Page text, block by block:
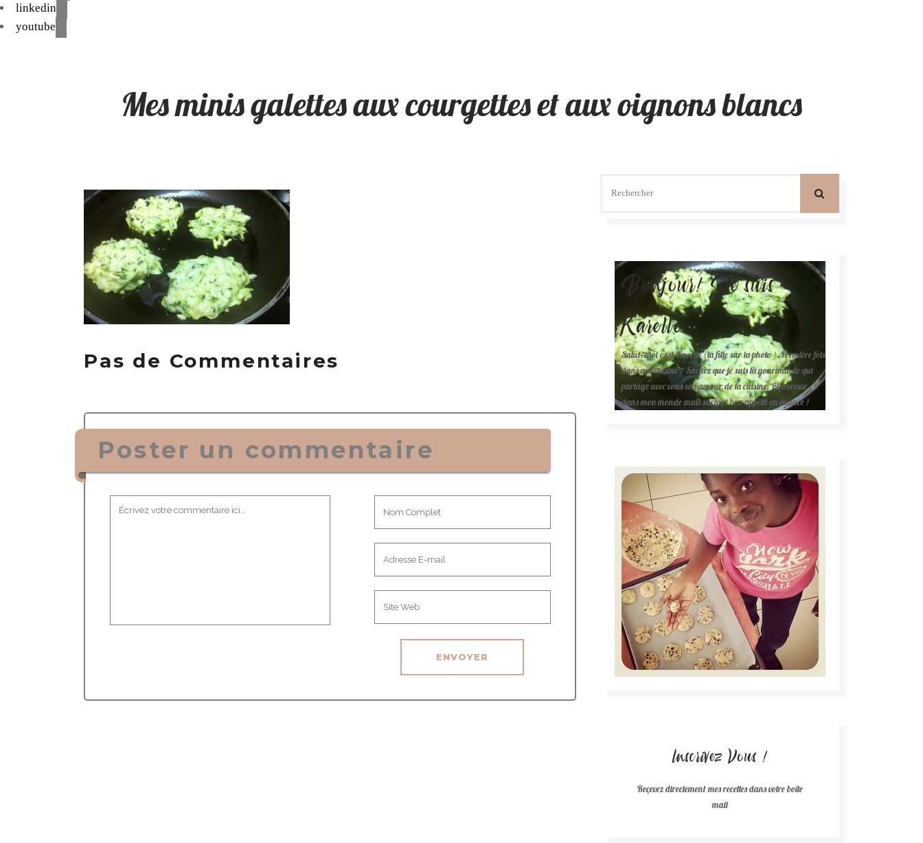
linkedin
youtube
Mes minis galettes aux courgettes et aux oignons blancs
Pas de Commentaires
Poster un commentaire
Bonjour! Je suis
Karelle.
Salut, moi c'est Karelle (la fille sur la photo ). Première fois
dans ma cuisine ? Sachez que je suis la gourmande qui
partage avec vous son amour de la cuisine. Bienvenue
dans mon monde mais surtout bon appétit en avance !
Inscrivez Vous !
Reçevez directement mes recettes dans votre boîte
mail